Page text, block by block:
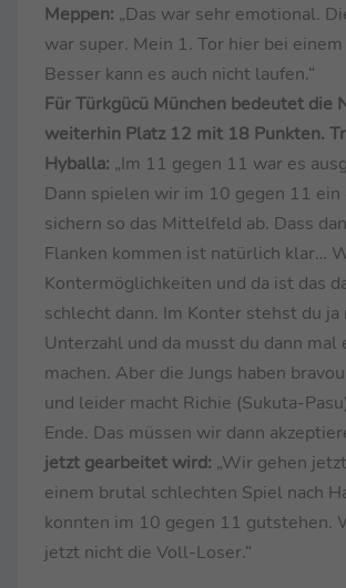
Meppen: „Das war sehr emotional.
war super. Mein 1. Tor hier bei
Besser kann es auch nicht laufen.“
Für Türkgücü München bedeutet die
weiterhin Platz 12 mit 18 Punkten.
Hyballa: „Im 11 gegen 11 war es
Dann spielen wir im 10 gegen 11
sichern so das Mittelfeld ab. Dass
Flanken kommen ist natürlich klar…
Kontermöglichkeiten und da ist das
schlecht dann. Im Konter stehst du ja
Unterzahl und da musst du dann mal
machen. Aber die Jungs haben
und leider macht Richie (Sukuta-
Ende. Das müssen wir dann
jetzt gearbeitet wird: „Wir gehen
einem brutal schlechten Spiel nach
konnten im 10 gegen 11 gutstehen.
jetzt nicht die Voll-Loser.“